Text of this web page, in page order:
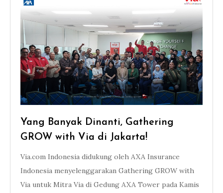
Yang Banyak Dinanti, Gathering
GROW with Via di Jakarta!
Via.com Indonesia didukung oleh AXA Insurance
Indonesia menyelenggarakan Gathering GROW with
Via untuk Mitra Via di Gedung AXA Tower pada Kamis